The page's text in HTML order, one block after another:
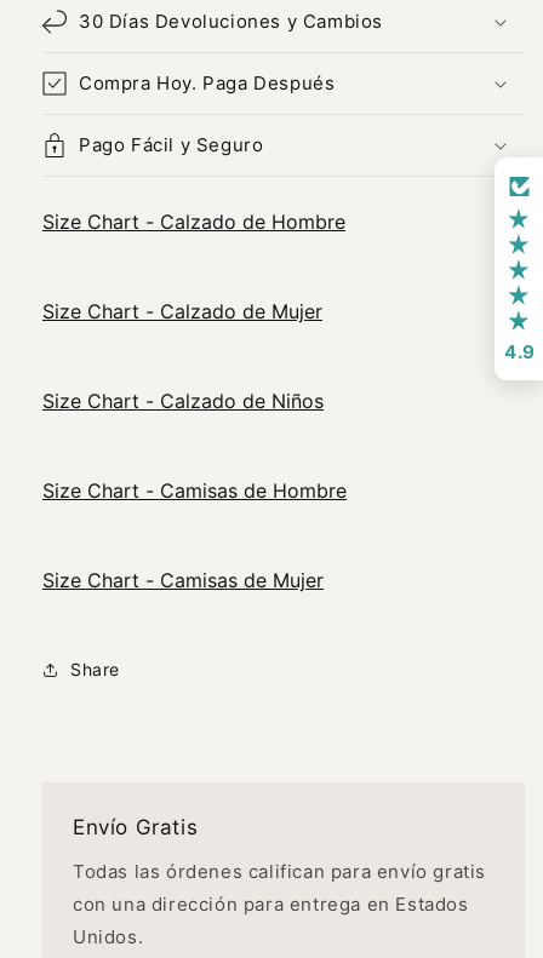
ID:
ID:
30 Días Devoluciones y Cambios
Compra Hoy. Paga Después
Pago Fácil y Seguro
Size Chart - Calzado de Hombre
Size Chart - Calzado de Mujer
Size Chart - Calzado de Niños
Size Chart - Camisas de Hombre
Size Chart - Camisas de Mujer
Share
Envío Gratis
Todas las órdenes califican para envío gratis
con una dirección para entrega en Estados
Unidos.
4.9